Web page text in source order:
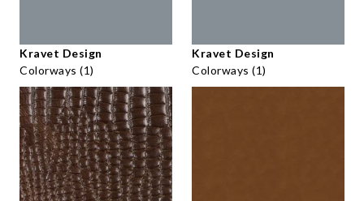
Kravet Design
Colorways (1)
Kravet Design
Colorways (1)